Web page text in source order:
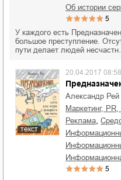
об истории
5
У каждого есть
большое преступление.
пути делает людей
текст
20.04.2017 08:58
Александр Рей
маркетинг,
реклама
5